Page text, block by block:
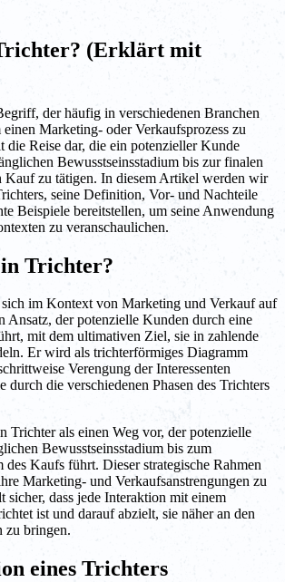
(Erklärt mit
der häufig in verschiedenen Branchen
Marketing- oder Verkaufsprozess zu
die Reise dar, die ein potenzieller Kunde
Bewusstseinsstadium bis zur finalen
Kauf zu tätigen. In diesem Artikel werden wir
seine Definition, Vor- und Nachteile
Beispiele bereitstellen, um seine Anwendung
zu veranschaulichen.
Trichter?
im Kontext von Marketing und Verkauf auf
Ansatz, der potenzielle Kunden durch eine
mit dem ultimativen Ziel, sie in zahlende
Er wird als trichterförmiges Diagramm
Verengung der Interessenten
durch die verschiedenen Phasen des Trichters
Trichter als einen Weg vor, der potenzielle
Bewusstseinsstadium bis zum
des Kaufs führt. Dieser strategische Rahmen
Marketing- und Verkaufsanstrengungen zu
sicher, dass jede Interaktion mit einem
ist und darauf abzielt, sie näher an den
zu bringen.
eines Trichters